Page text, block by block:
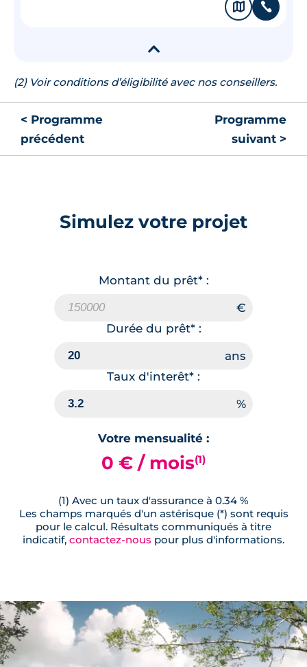
🗞 📞
▾
(2) Voir conditions d’éligibilité avec nos conseillers.
< Programme
précédent
Programme
suivant >
Simulez votre projet
Montant du prêt* :
Durée du prêt* :
Taux d'interêt* :
Votre mensualité :
0 € / mois(1)
(1) Avec un taux d'assurance à 0.34 %
Les champs marqués d'un astérisque (*) sont requis
pour le calcul. Résultats communiqués à titre
indicatif, contactez-nous pour plus d'informations.